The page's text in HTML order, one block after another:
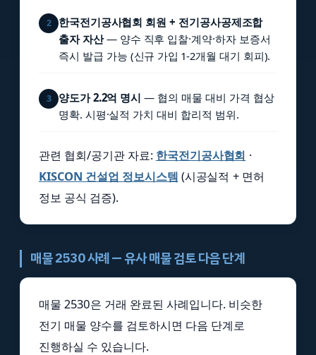
2
한국전기공사협회 회원 + 전기공사공제조합
출자 자산— 양수 직후 입찰·계약·하자 보증서
즉시 발급 가능 (신규 가입 1-2개월 대기 회피).
3 양도가 2.2억 명시 — 협의 매물 대비 가격 협상
명확. 시평·실적 가치 대비 합리적 범위.
관련 협회/공기관 자료: 한국전기공사협회 ·
KISCON 건설업 정보시스템 (시공실적 + 면허
정보 공식 검증).
매물 2530 사례 — 유사 매물 검토 다음 단계
매물 2530은 거래 완료된 사례입니다. 비슷한
전기 매물 양수를 검토하시면 다음 단계로
진행하실 수 있습니다.